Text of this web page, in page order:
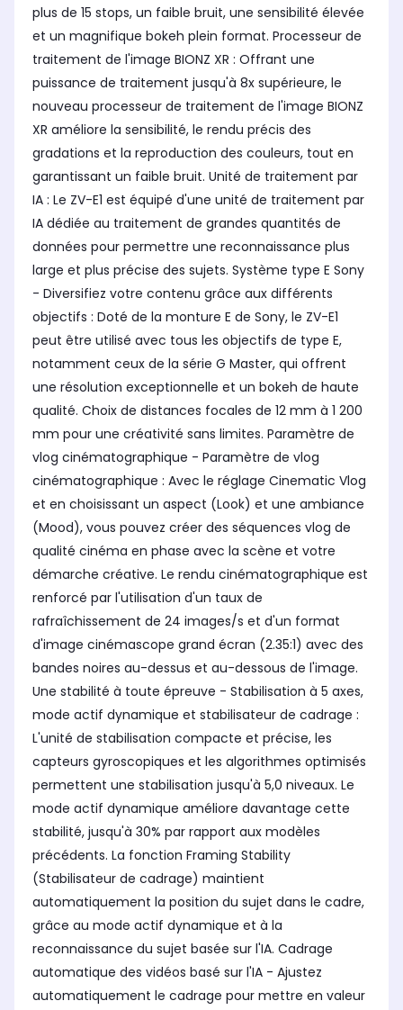
plus de 15 stops, un faible bruit, une sensibilité élevée
et un magnifique bokeh plein format. Processeur de
traitement de l'image BIONZ XR : Offrant une
puissance de traitement jusqu'à 8x supérieure, le
nouveau processeur de traitement de l'image BIONZ
XR améliore la sensibilité, le rendu précis des
gradations et la reproduction des couleurs, tout en
garantissant un faible bruit. Unité de traitement par
IA : Le ZV-E1 est équipé d'une unité de traitement par
IA dédiée au traitement de grandes quantités de
données pour permettre une reconnaissance plus
large et plus précise des sujets. Système type E Sony
- Diversifiez votre contenu grâce aux différents
objectifs : Doté de la monture E de Sony, le ZV-E1
peut être utilisé avec tous les objectifs de type E,
notamment ceux de la série G Master, qui offrent
une résolution exceptionnelle et un bokeh de haute
qualité. Choix de distances focales de 12 mm à 1 200
mm pour une créativité sans limites. Paramètre de
vlog cinématographique - Paramètre de vlog
cinématographique : Avec le réglage Cinematic Vlog
et en choisissant un aspect (Look) et une ambiance
(Mood), vous pouvez créer des séquences vlog de
qualité cinéma en phase avec la scène et votre
démarche créative. Le rendu cinématographique est
renforcé par l'utilisation d'un taux de
rafraîchissement de 24 images/s et d'un format
d'image cinémascope grand écran (2.35:1) avec des
bandes noires au-dessus et au-dessous de l'image.
Une stabilité à toute épreuve - Stabilisation à 5 axes,
mode actif dynamique et stabilisateur de cadrage :
L'unité de stabilisation compacte et précise, les
capteurs gyroscopiques et les algorithmes optimisés
permettent une stabilisation jusqu'à 5,0 niveaux. Le
mode actif dynamique améliore davantage cette
stabilité, jusqu'à 30% par rapport aux modèles
précédents. La fonction Framing Stability
(Stabilisateur de cadrage) maintient
automatiquement la position du sujet dans le cadre,
grâce au mode actif dynamique et à la
reconnaissance du sujet basée sur l'IA. Cadrage
automatique des vidéos basé sur l'IA - Ajustez
automatiquement le cadrage pour mettre en valeur